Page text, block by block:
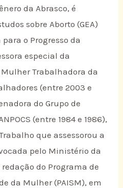
da Abrasco, é
sobre Aborto (GEA)
o Progresso da
especial da
Trabalhadora da
(entre 2003 e
do Grupo de
(entre 1984 e 1986),
que assessorou a
pelo Ministério da
do Programa de
da Mulher (PAISM), em